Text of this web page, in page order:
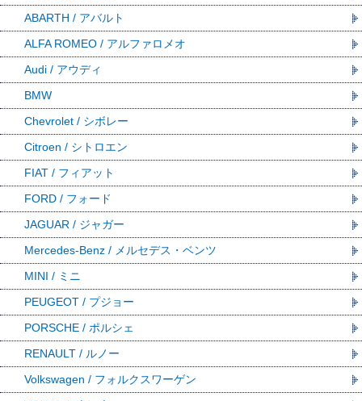
ABARTH / アバルト
ALFA ROMEO / アルファロメオ
Audi / アウディ
BMW
Chevrolet / シボレー
Citroen / シトロエン
FIAT / フィアット
FORD / フォード
JAGUAR / ジャガー
Mercedes-Benz / メルセデス・ベンツ
MINI / ミニ
PEUGEOT / プジョー
PORSCHE / ポルシェ
RENAULT / ルノー
Volkswagen / フォルクスワーゲン